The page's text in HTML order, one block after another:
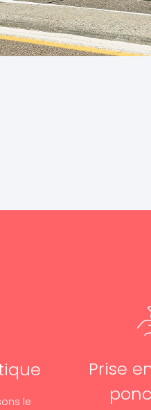
le
Prise